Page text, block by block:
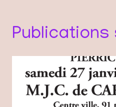
Publications